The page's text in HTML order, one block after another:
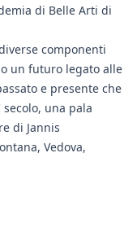
di Belle Arti di
componenti
un futuro legato alle
e presente che
una pala
di Jannis
Vedova,